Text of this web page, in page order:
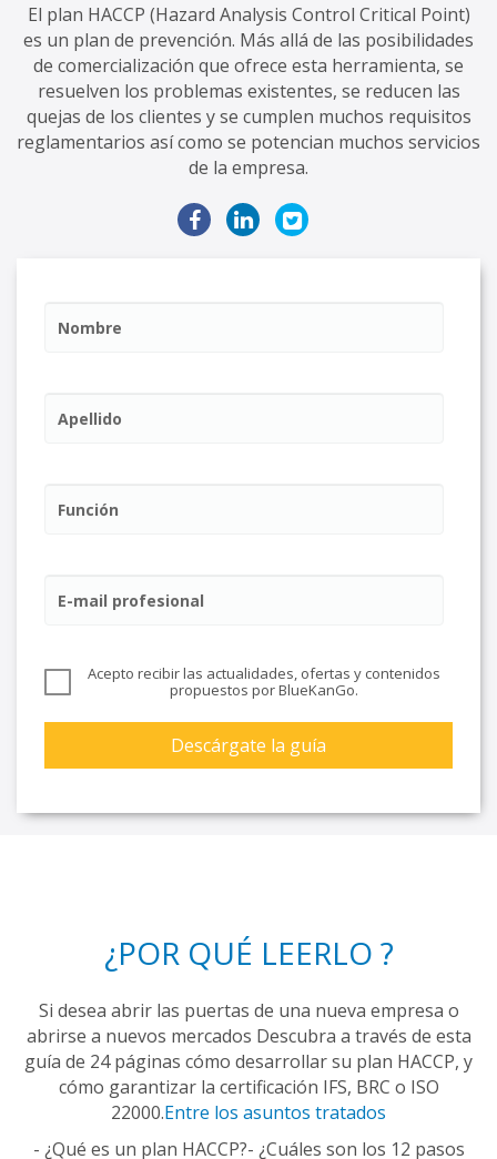
El plan HACCP (Hazard Analysis Control Critical Point)
es un plan de prevención. Más allá de las posibilidades
de comercialización que ofrece esta herramienta, se
resuelven los problemas existentes, se reducen las
quejas de los clientes y se cumplen muchos requisitos
reglamentarios así como se potencian muchos servicios
de la empresa.
Nombre
Apellido
Función
E-mail profesional
Acepto recibir las actualidades, ofertas y contenidos
propuestos por BlueKanGo.
¿POR QUÉ LEERLO ?
Si desea abrir las puertas de una nueva empresa o
abrirse a nuevos mercados Descubra a través de esta
guía de 24 páginas cómo desarrollar su plan HACCP, y
cómo garantizar la certificación IFS, BRC o ISO
22000.Entre los asuntos tratados
- ¿Qué es un plan HACCP?- ¿Cuáles son los 12 pasos